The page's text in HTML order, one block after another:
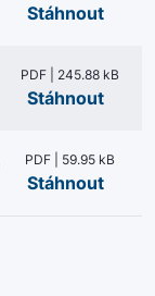
Stáhnout
PDF | 245.88 kB
Stáhnout
PDF | 59.95 kB
Stáhnout